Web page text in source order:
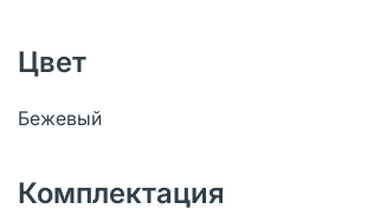
Цвет
Бежевый
Комплектация